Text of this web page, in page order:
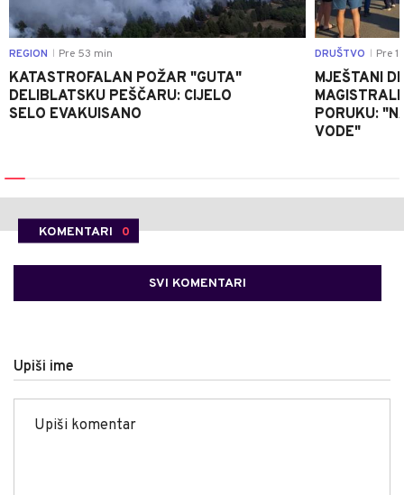
REGION Pre 53 min
KATASTROFALAN POŽAR "GUTA"
DELIBLATSKU PEŠČARU: CIJELO
SELO EVAKUISANO
DRUŠTVO Pre 1
MJEŠTANI
PORUKU:
VODE"
KOMENTARI 0
SVI KOMENTARI
Upiši ime